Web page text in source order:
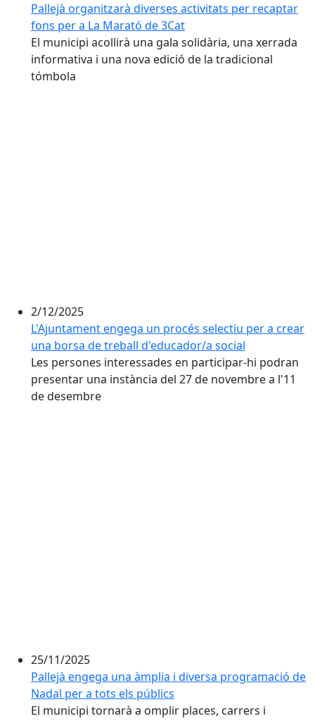
Pallejà organitzarà diverses activitats per recaptar
fons per a La Marató de 3Cat
El municipi acollirà una gala solidària, una xerrada
informativa i una nova edició de la tradicional
tómbola
2/12/2025
L'Ajuntament engega un procés selectiu per a crear
una borsa de treball d'educador/a social
Les persones interessades en participar-hi podran
presentar una instància del 27 de novembre a l'11
de desembre
25/11/2025
Pallejà engega una àmplia i diversa programació de
Nadal per a tots els públics
El municipi tornarà a omplir places, carrers i